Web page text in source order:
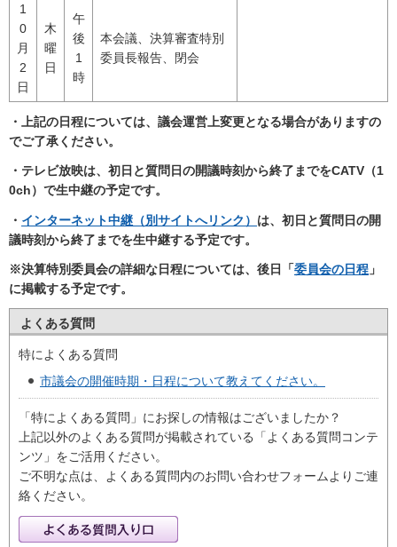
1
0
月
2
日
木
曜
日
午
後
1
時
本会議、決算審査特別
委員長報告、閉会
・上記の日程については、議会運営上変更となる場合がありますの
でご了承ください。
・テレビ放映は、初日と質問日の開議時刻から終了までをCATV（1
0ch）で生中継の予定です。
・ インターネット中継（別サイトへリンク） は、初日と質問日の開
議時刻から終了までを生中継する予定です。
※決算特別委員会の詳細な日程については、後日「委員会の日程 」
に掲載する予定です。
よくある質問
特によくある質問
市議会の開催時期・日程について教えてください。
「特によくある質問」にお探しの情報はございましたか？
上記以外のよくある質問が掲載されている「よくある質問コンテ
ンツ」をご活用ください。
ご不明な点は、よくある質問内のお問い合わせフォームよりご連
絡ください。